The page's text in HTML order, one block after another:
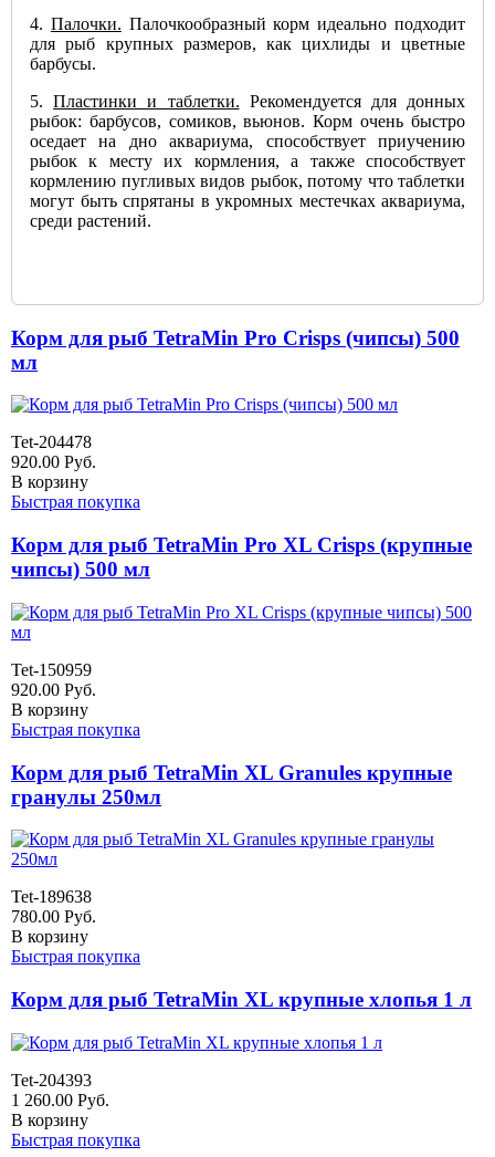
4. Палочки. Палочкообразный корм идеально подходит
для рыб крупных размеров, как цихлиды и цветные
барбусы.
5.Пластинки и таблетки. Рекомендуется для донных
рыбок: барбусов, сомиков, вьюнов. Корм очень быстро
оседает на дно аквариума, способствует приучению
рыбок к месту их кормления, а также способствует
кормлению пугливых видов рыбок, потому что таблетки
могут быть спрятаны в укромных местечках аквариума,
среди растений.
Корм для рыб TetraMin Pro Crisps (чипсы) 500
мл
Tet-204478
920.00 Руб.
В корзину
Быстрая покупка
Корм для рыб TetraMin Pro XL Crisps (крупные
чипсы) 500 мл
Tet-150959
920.00 Руб.
В корзину
Быстрая покупка
Корм для рыб TetraMin XL Granules крупные
гранулы 250мл
Tet-189638
780.00 Руб.
В корзину
Быстрая покупка
Корм для рыб TetraMin XL крупные хлопья 1 л
Tet-204393
1 260.00 Руб.
В корзину
Быстрая покупка